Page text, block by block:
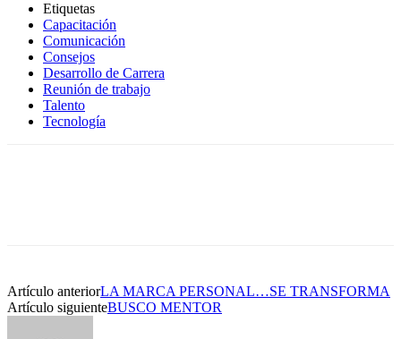
Etiquetas
Capacitación
Comunicación
Consejos
Desarrollo de Carrera
Reunión de trabajo
Talento
Tecnología
Artículo anteriorLA MARCA PERSONAL…SE TRANSFORMA
Artículo siguienteBUSCO MENTOR